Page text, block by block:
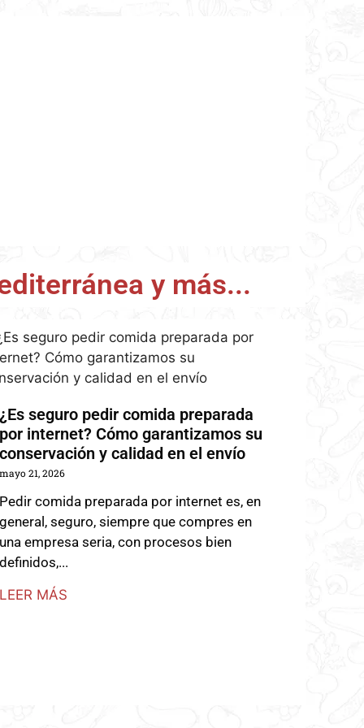
y más...
¿Es seguro pedir comida preparada
por internet? Cómo garantizamos su
conservación y calidad en el envío
mayo 21, 2026
Pedir comida preparada por internet es, en
general, seguro, siempre que compres en
una empresa seria, con procesos bien
definidos,...
LEER MÁS